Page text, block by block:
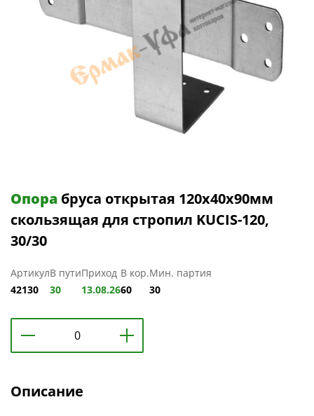
Опора бруса открытая 120х40х90мм
скользящая для стропил KUCIS-120,
30/30
Артикул
42130
В пути
30
Приход
13.08.26
В кор.
60
Мин. партия
30
Описание